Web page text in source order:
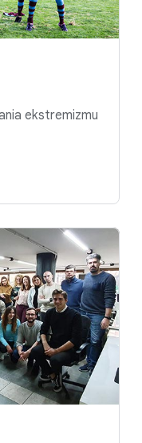
ekstremizmu